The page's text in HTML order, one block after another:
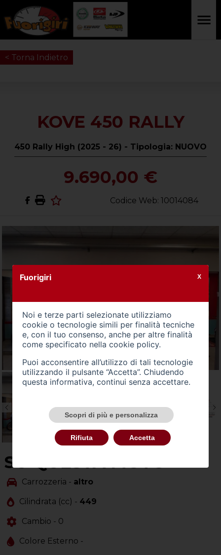
< Torna Indietro
Codice Web: 10014084
KOVE 450 RALLY
450 Rally High (2025 - 26) - Tipologia: NUOVO
9.690,00 €
SU QUESTA MOTO
Carrozzeria - altro
Cilindrata (cc) - 449
Cambio - 0
Colore Esterno -
Fuorigiri
Noi e terze parti selezionate utilizziamo
cookie o tecnologie simili per finalità tecniche
e, con il tuo consenso, anche per altre finalità
come specificato nella cookie policy.
Puoi acconsentire all’utilizzo di tali tecnologie
utilizzando il pulsante “Accetta”. Chiudendo
questa informativa, continui senza accettare.
Scopri di più e personalizza
Rifiuta Accetta
X